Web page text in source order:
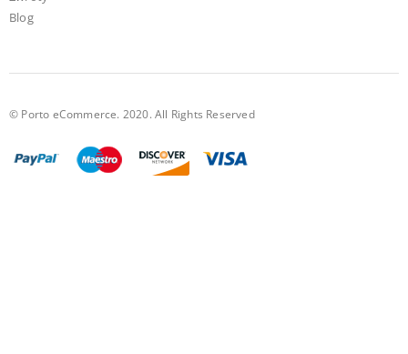
Blog
© Porto eCommerce. 2020. All Rights Reserved